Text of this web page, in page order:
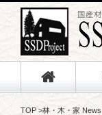
TOP >林・木・家 News